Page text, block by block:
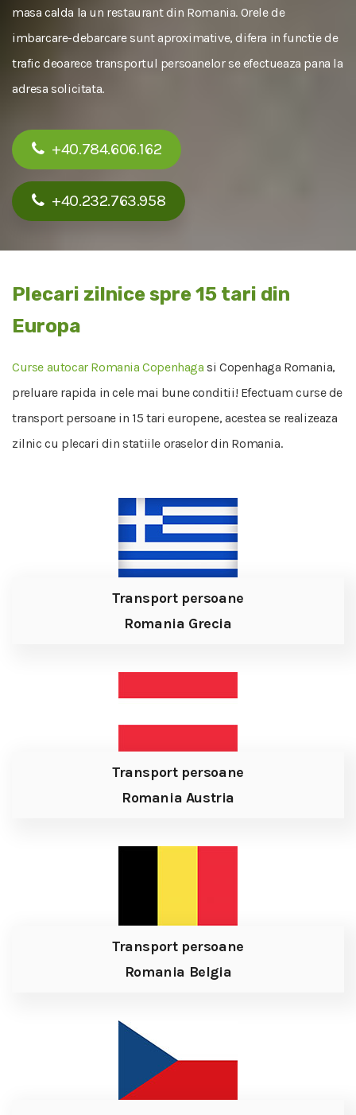
masa calda la un restaurant din Romania. Orele de
imbarcare-debarcare sunt aproximative, difera in functie de
trafic deoarece transportul persoanelor se efectueaza pana la
adresa solicitata.
+40.784.606.162
+40.232.763.958
Plecari zilnice spre 15 tari din
Europa
Curse autocar Romania Copenhaga si Copenhaga Romania,
preluare rapida in cele mai bune conditii! Efectuam curse de
transport persoane in 15 tari europene, acestea se realizeaza
zilnic cu plecari din statiile oraselor din Romania.
Transport persoane
Romania Grecia
Transport persoane
Romania Austria
Transport persoane
Romania Belgia